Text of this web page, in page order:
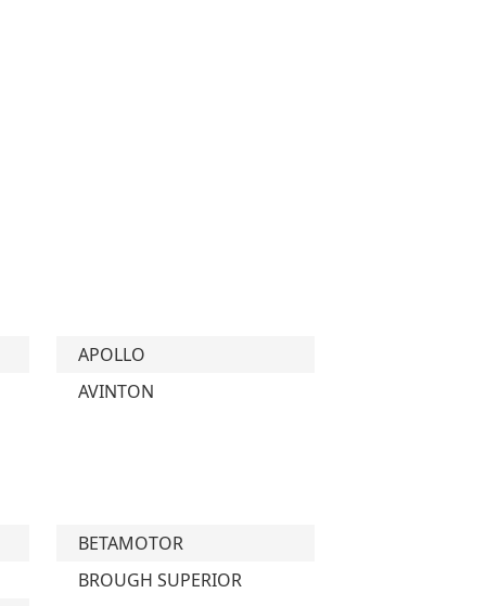
APOLLO
AVINTON
BETAMOTOR
BROUGH SUPERIOR